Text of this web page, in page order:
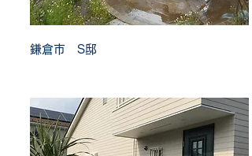
鎌倉市 S邸